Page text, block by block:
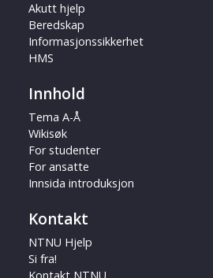
Akutt hjelp
Beredskap
Informasjonssikkerhet
HMS
Innhold
Tema A-Å
Wikisøk
For studenter
For ansatte
Innsida introduksjon
Kontakt
NTNU Hjelp
Si fra!